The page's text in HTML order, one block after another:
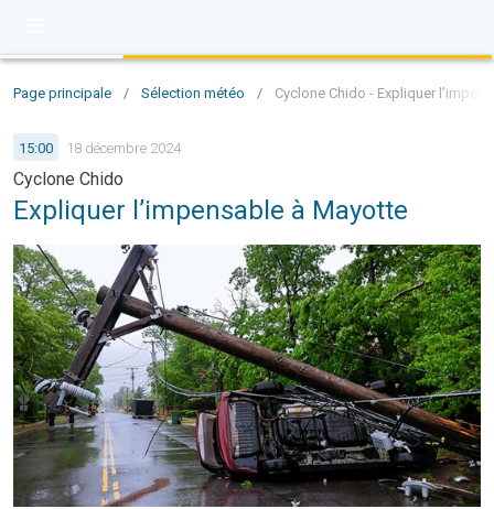
Page principale / Sélection météo / Cyclone Chido - Expliquer
15:00 18 décembre 2024
Cyclone Chido
Expliquer l’impensable à Mayotte